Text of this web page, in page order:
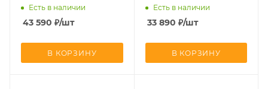
Есть в наличии
43 590 ₽/шт
В КОРЗИНУ
Есть в наличии
33 890 ₽/шт
В КОРЗИНУ